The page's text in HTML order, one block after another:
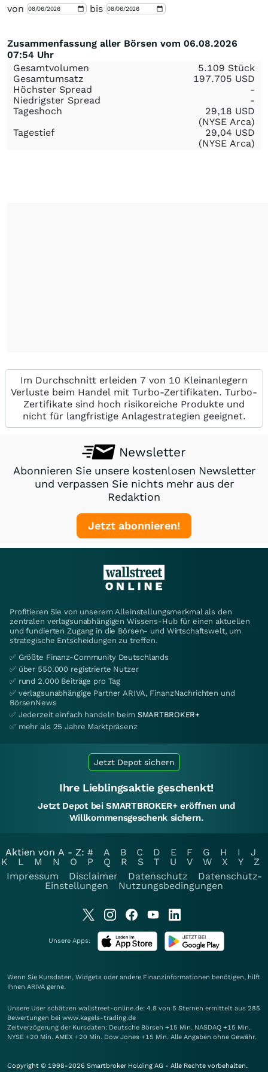
von
bis
Zusammenfassung aller Börsen vom 06.08.2026
07:54 Uhr
Gesamtvolumen
5.109 Stück
Gesamtumsatz
197.705 USD
Höchster Spread
-
Niedrigster Spread
-
Tageshoch
29,18 USD
(NYSE Arca)
Tagestief
29,04 USD
(NYSE Arca)
Im Durchschnitt erleiden 7 von 10 Kleinanlegern
Verluste beim Handel mit Turbo-Zertifikaten. Turbo-
Zertifikate sind hoch risikoreiche Produkte und
nicht für langfristige Anlagestrategien geeignet.
Newsletter
Abonnieren Sie unsere kostenlosen Newsletter
und verpassen Sie nichts mehr aus der
Redaktion
Jetzt abonnieren!
Profitieren Sie von unserem Alleinstellungsmerkmal als den
zentralen verlagsunabhängigen Wissens-Hub für einen aktuellen
und fundierten Zugang in die Börsen- und Wirtschaftswelt, um
strategische Entscheidungen zu treffen.
✅ Größte Finanz-Community Deutschlands
✅ über 550.000 registrierte Nutzer
✅ rund 2.000 Beiträge pro Tag
✅ verlagsunabhängige Partner ARIVA, FinanzNachrichten und
BörsenNews
✅ Jederzeit einfach handeln beim SMARTBROKER+
✅ mehr als 25 Jahre Marktpräsenz
Jetzt Depot sichern
Ihre Lieblingsaktie geschenkt!
Jetzt Depot bei SMARTBROKER+ eröffnen und
Willkommensgeschenk sichern.
Aktien von A - Z: # A B C D E F G H I
J
K
L M N O P Q R S T U V W X Y
Z
Impressum
Disclaimer Datenschutz
Datenschutz-
Einstellungen
Nutzungsbedingungen
Unsere Apps:
Wenn Sie Kursdaten, Widgets oder andere Finanzinformationen benötigen, hilft
Ihnen ARIVA gerne.
Unsere User schätzen wallstreet-online.de: 4.8 von 5 Sternen ermittelt aus 285
Bewertungen bei www.kagels-trading.de
Zeitverzögerung der Kursdaten: Deutsche Börsen +15 Min. NASDAQ +15 Min.
NYSE +20 Min. AMEX +20 Min. Dow Jones +15 Min. Alle Angaben ohne Gewähr.
Copyright © 1998-2026 Smartbroker Holding AG - Alle Rechte vorbehalten.